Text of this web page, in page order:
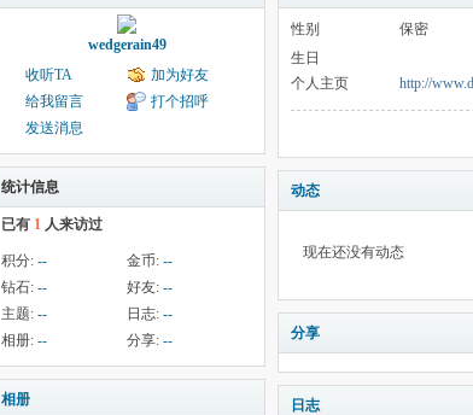
wedgerain49
收听TA
加为好友
给我留言
打个招呼
发送消息
统计信息
已有 1 人来访过
积分: -- 金币: --
钻石: -- 好友: --
主题: -- 日志: --
相册: -- 分享: --
相册
性别
保密
生日
个人主页
http://
动态
现在还没有动态
分享
日志